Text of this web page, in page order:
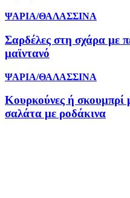
ΨΑΡΙΑ/ΘΑΛΑΣΣΙΝΑ
Σαρδέλες στη σχάρα με
μαϊντανό
ΨΑΡΙΑ/ΘΑΛΑΣΣΙΝΑ
Κουρκούνες ή σκουμπρί
σαλάτα με ροδάκινα